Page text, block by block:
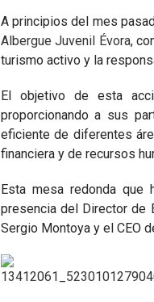
A principios del mes
Albergue Juvenil Évora,
turismo activo y la
El objetivo de esta
proporcionando a sus
eficiente de diferentes
financiera y de recursos
Esta mesa redonda que
presencia del Director de
Sergio Montoya y el CEO